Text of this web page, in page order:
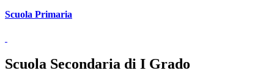
Scuola Primaria
Scuola Secondaria di I Grado